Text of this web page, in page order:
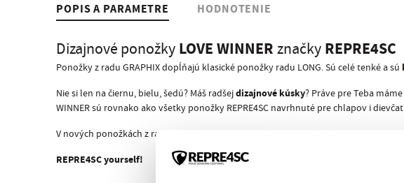
POPIS A PARAMETRE HODNOTENIE
Dizajnové ponožky LOVE WINNER značky REPRE4SC
Ponožky z radu GRAPHIX dopĺňajú klasické ponožky radu LONG. Sú celé tenké a sú
Nie si len na čiernu, bielu, šedú? Máš radšejdizajnové kúsky? Práve pre Teba
WINNER sú rovnako ako všetky ponožky REPRE4SC navrhnuté pre chlapov i
V nových ponožkách z radu GRAPHIX rozhodne v dave nezapadneš!
REPRE4SC yourself!